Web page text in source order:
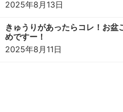
2025年8月13日
きゅうりがあったらコレ！お盆
めですー！
2025年8月11日